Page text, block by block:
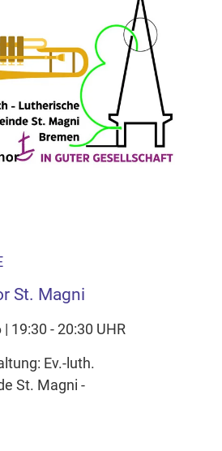
beim Aktivieren von
Gerät setzt, z.B. zwecks
und profilbasierter Werbung.
Ihre Cookie-
anpassen
St. Magni
19:30 - 20:30 UHR
Ev.-luth.
St. Magni -